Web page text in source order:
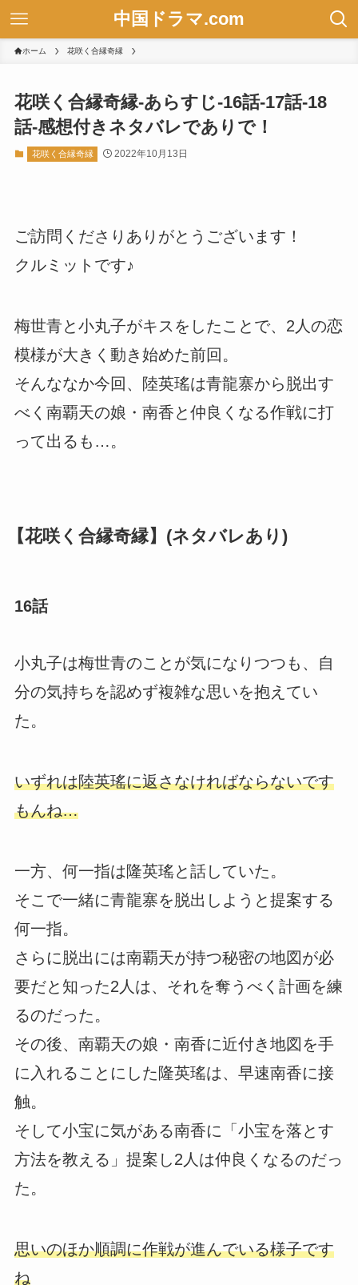
中国ドラマ.com
ホーム 花咲く合縁奇縁
花咲く合縁奇縁-あらすじ-16話-17話-18
話-感想付きネタバレでありで！
花咲く合縁奇縁 2022年10月13日
ご訪問くださりありがとうございます！
クルミットです♪
梅世青と小丸子がキスをしたことで、2人の恋
模様が大きく動き始めた前回。
そんななか今回、陸英瑤は青龍寨から脱出す
べく南覇天の娘・南香と仲良くなる作戦に打
って出るも…。
【花咲く合縁奇縁】(ネタバレあり)
16話
小丸子は梅世青のことが気になりつつも、自
分の気持ちを認めず複雑な思いを抱えてい
た。
いずれは陸英瑤に返さなければならないです
もんね…
一方、何一指は隆英瑤と話していた。
そこで一緒に青龍寨を脱出しようと提案する
何一指。
さらに脱出には南覇天が持つ秘密の地図が必
要だと知った2人は、それを奪うべく計画を練
るのだった。
その後、南覇天の娘・南香に近付き地図を手
に入れることにした隆英瑤は、早速南香に接
触。
そして小宝に気がある南香に「小宝を落とす
方法を教える」提案し2人は仲良くなるのだっ
た。
思いのほか順調に作戦が進んでいる様子です
ね